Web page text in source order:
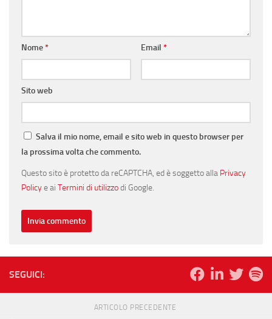
Nome* Email *
Sito web
Salva il mio nome, email e sito web in questo browser per
la prossima volta che commento.
Questo sito è protetto da reCAPTCHA, ed è soggetto alla Privacy
Policye ai Termini di utilizzodi Google.
SEGUICI:
ARTICOLO PRECEDENTE